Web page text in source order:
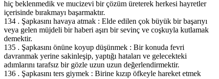
hiç beklenmedik ve mucizevi bir çözüm üreterek herkesi hayretler
içerisinde bırakmayı başarmaktır.
134 . Şapkasını havaya atmak : Elde edilen çok büyük bir başarıyı
veya gelen müjdeli bir haberi aşırı bir sevinç ve coşkuyla kutlamak
demektir.
135 . Şapkasını önüne koyup düşünmek : Bir konuda fevri
davranmak yerine sakinleşip, yaptığı hataları ve gelecekteki
adımlarını tarafsız bir gözle uzun uzun değerlendirmektir.
136 . Şapkasını ters giymek : Birine kızıp öfkeyle hareket etmek